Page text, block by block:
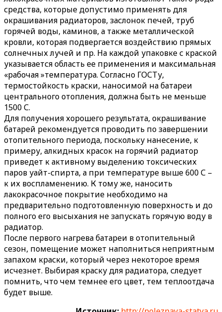
средства, которые допустимо применять для
окрашивания радиаторов, заслонок печей, труб
горячей воды, каминов, а также металлической
кровли, которая подвергается воздействию прямых
солнечных лучей и пр. На каждой упаковке с краской
указывается область ее применения и максимальная
«рабочая »температура. Согласно ГОСТу,
термостойкость краски, наносимой на батареи
центрального отопления, должна быть не меньше
1500 С.
Для получения хорошего результата, окрашивание
батарей рекомендуется проводить по завершении
отопительного периода, поскольку нанесение, к
примеру, алкидных красок на горячий радиатор
приведет к активному выделению токсических
паров уайт-спирта, а при температуре выше 600 С –
к их воспламенению. К тому же, наносить
лакокрасочное покрытие необходимо на
предварительно подготовленную поверхность и до
полного его высыхания не запускать горячую воду в
радиатор.
После первого нагрева батареи в отопительный
сезон, помещение может наполниться неприятным
запахом краски, который через некоторое время
исчезнет. Выбирая краску для радиатора, следует
помнить, что чем темнее его цвет, тем теплоотдача
будет выше.